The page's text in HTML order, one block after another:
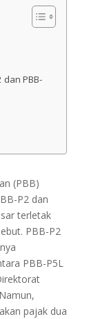
PBB-
(PBB)
P2 dan
terletak
PBB-P2
PBB-P5L
pajak dua